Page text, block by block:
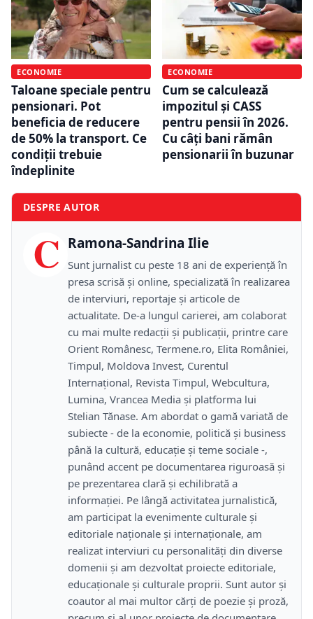
ECONOMIE
Taloane speciale pentru
pensionari. Pot
beneficia de reducere
de 50% la transport. Ce
condiții trebuie
îndeplinite
ECONOMIE
Cum se calculează
impozitul și CASS
pentru pensii în 2026.
Cu câți bani rămân
pensionarii în buzunar
DESPRE AUTOR
C Ramona-Sandrina Ilie
Sunt jurnalist cu peste 18 ani de experiență în
presa scrisă și online, specializată în realizarea
de interviuri, reportaje și articole de
actualitate. De-a lungul carierei, am colaborat
cu mai multe redacții și publicații, printre care
Orient Românesc, Termene.ro, Elita României,
Timpul, Moldova Invest, Curentul
Internațional, Revista Timpul, Webcultura,
Lumina, Vrancea Media și platforma lui
Stelian Tănase. Am abordat o gamă variată de
subiecte - de la economie, politică și business
până la cultură, educație și teme sociale -,
punând accent pe documentarea riguroasă și
pe prezentarea clară și echilibrată a
informației. Pe lângă activitatea jurnalistică,
am participat la evenimente culturale și
editoriale naționale și internaționale, am
realizat interviuri cu personalități din diverse
domenii și am dezvoltat proiecte editoriale,
educaționale și culturale proprii. Sunt autor și
coautor al mai multor cărți de poezie și proză,